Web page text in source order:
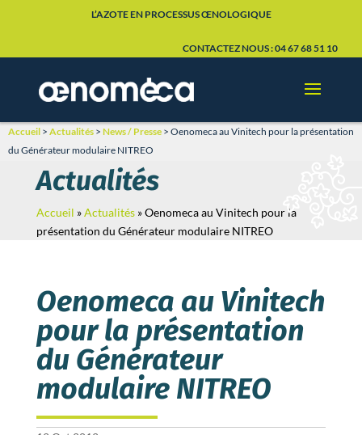
L’AZOTE EN PROCESSUS ŒNOLOGIQUE
CONTACTEZ NOUS : 04 67 68 51 10
Accueil > Actualités > News / Presse > Oenomeca au Vinitech pour la présentation
du Générateur modulaire NITREO
Actualités
Accueil »Actualités»Oenomeca au Vinitech pour la
présentation du Générateur modulaire NITREO
Oenomeca au Vinitech
pour la présentation
du Générateur
modulaire NITREO